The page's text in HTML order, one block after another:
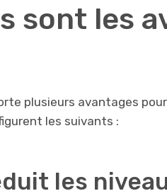
sont les
plusieurs avantages
les suivants :
les